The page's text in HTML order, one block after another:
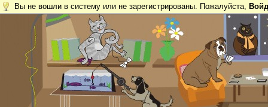
Вы не вошли в систему или не зарегистрированы. Пожалуйста,